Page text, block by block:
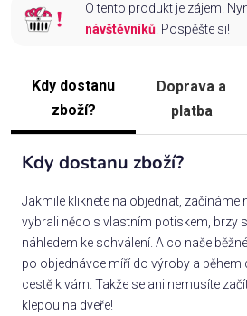
O tento produkt je zájem!
návštěvníků. Pospěšte si!
Kdy dostanu
zboží?
Doprava a
platba
Kdy dostanu zboží?
Jakmile kliknete na objednat, začínáme
vybrali něco s vlastním potiskem, brzy
náhledem ke schválení. A co naše
po objednávce míří do výroby a během
cestě k vám. Takže se ani nemusíte
klepou na dveře!